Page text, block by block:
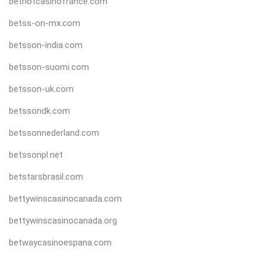
betss-on-mx.com
betsson-india.com
betsson-suomi.com
betsson-uk.com
betssondk.com
betssonnederland.com
betssonpl.net
betstarsbrasil.com
bettywinscasinocanada.com
bettywinscasinocanada.org
betwaycasinoespana.com